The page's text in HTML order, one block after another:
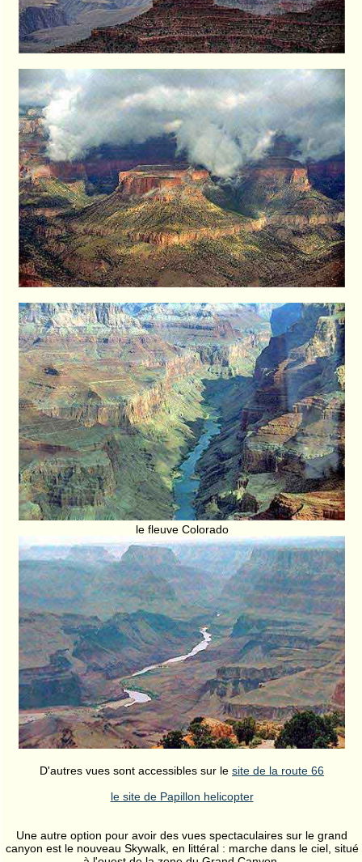
le fleuve Colorado
D'autres vues sont accessibles sur le site de la route 66
le site de Papillon helicopter
Une autre option pour avoir des vues spectaculaires sur le grand
canyon est le nouveau Skywalk, en littéral : marche dans le ciel, situé